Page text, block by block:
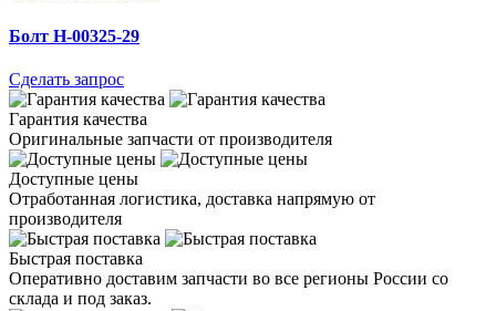
Болт H-00325-29
Сделать запрос
Гарантия качества
Оригинальные запчасти от производителя
Доступные цены
Отработанная логистика, доставка напрямую от
производителя
Быстрая поставка
Оперативно доставим запчасти во все регионы России со
склада и под заказ.